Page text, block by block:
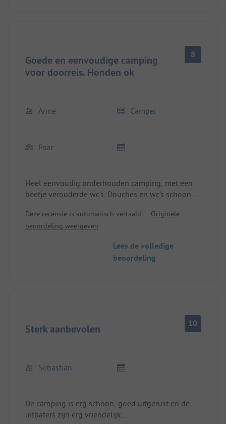
Goede en eenvoudige camping
voor doorreis. Honden ok
8
Anne Camper
Paar
Heel eenvoudig onderhouden camping, met een
beetje verouderde wc's. Douches en wc's schoon.
minuten douchen. De eigenaresse is echt aardig en
de pizza is in het restaurant geweldig. Voor
die in het laagseizoen waarschijnlijk open was.
Hond is welkom maar uitlaten is moeilijk.
Deze recensie is automatisch vertaald.
Originele
beoordeling weergeven
Lees de volledige
beoordeling
Sterk aanbevolen 10
Sebastian
De camping is erg schoon, goed uitgerust en de
uitbaters zijn erg vriendelijk.